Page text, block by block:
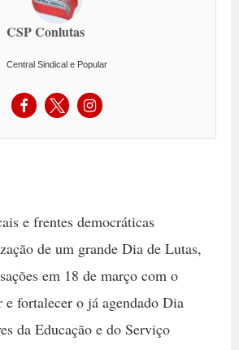
CSP Conlutas
Central Sindical e Popular
e frentes democráticas
de um grande Dia de Lutas,
em 18 de março com o
fortalecer o já agendado Dia
da Educação e do Serviço